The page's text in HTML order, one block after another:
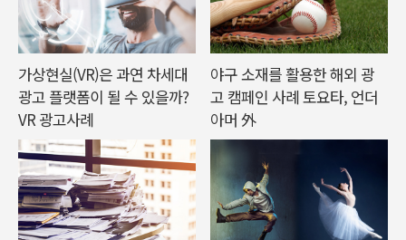
가상현실(VR)은 과연 차세대
광고 플랫폼이 될 수 있을까?
VR 광고사례
야구 소재를 활용한 해외 광
고 캠페인 사례 토요타, 언더
아머 外